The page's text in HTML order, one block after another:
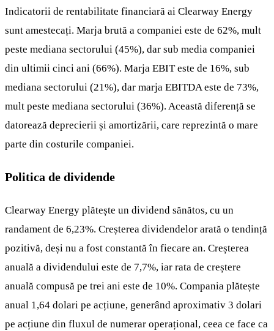
Indicatorii de rentabilitate financiară ai Clearway Energy
sunt amestecați. Marja brută a companiei este de 62%, mult
peste mediana sectorului (45%), dar sub media companiei
din ultimii cinci ani (66%). Marja EBIT este de 16%, sub
mediana sectorului (21%), dar marja EBITDA este de 73%,
mult peste mediana sectorului (36%). Această diferență se
datorează deprecierii și amortizării, care reprezintă o mare
parte din costurile companiei.
Politica de dividende
Clearway Energy plătește un dividend sănătos, cu un
randament de 6,23%. Creșterea dividendelor arată o tendință
pozitivă, deși nu a fost constantă în fiecare an. Creșterea
anuală a dividendului este de 7,7%, iar rata de creștere
anuală compusă pe trei ani este de 10%. Compania plătește
anual 1,64 dolari pe acțiune, generând aproximativ 3 dolari
pe acțiune din fluxul de numerar operațional, ceea ce face ca